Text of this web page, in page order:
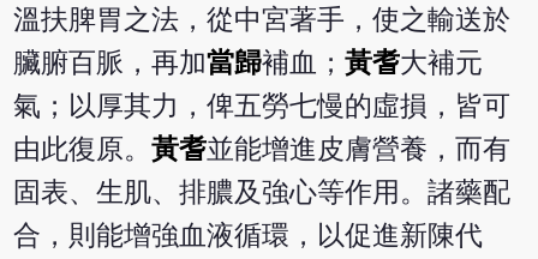
溫扶脾胃之法，從中宮著手，使之輸送於
臟腑百脈，再加當歸補血；黃耆大補元
氣；以厚其力，俾五勞七慢的虛損，皆可
由此復原。黃耆並能增進皮膚營養，而有
固表、生肌、排膿及強心等作用。諸藥配
合，則能增強血液循環，以促進新陳代